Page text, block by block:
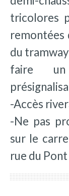
tricolores
du
faire
-Accès
-Ne pas
sur le
rue du